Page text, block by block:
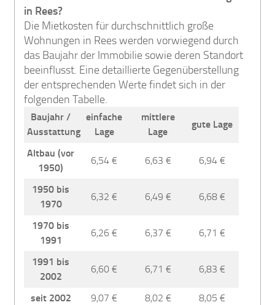
in Rees?
Die Mietkosten für durchschnittlich große
Wohnungen in Rees werden vorwiegend durch
das Baujahr der Immobilie sowie deren Standort
beeinflusst. Eine detaillierte Gegenüberstellung
der entsprechenden Werte findet sich in der
folgenden Tabelle.
Baujahr /
Ausstattung
einfache
Lage
mittlere
Lage
gute Lage
Altbau (vor
1950)
6,54 € 6,63 € 6,94 €
1950 bis
1970
6,32 € 6,49 € 6,68 €
1970 bis
1991
6,26 € 6,37 € 6,71 €
1991 bis
2002
6,60 € 6,71 € 6,83 €
seit 2002 9,07 € 8,02 € 8,05 €